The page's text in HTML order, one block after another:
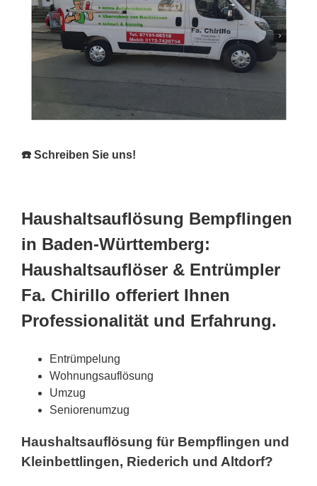
☎️ Schreiben Sie uns!
Haushaltsauflösung Bempflingen
in Baden-Württemberg:
Haushaltsauflöser & Entrümpler
Fa. Chirillo offeriert Ihnen
Professionalität und Erfahrung.
Entrümpelung
Wohnungsauflösung
Umzug
Seniorenumzug
Haushaltsauflösung für Bempflingen und
Kleinbettlingen, Riederich und Altdorf?